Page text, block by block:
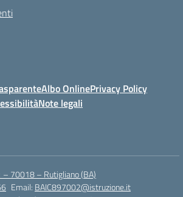
Albo OnlinePrivacy Policy
Note legali
– 70018 – Rutigliano (BA)
Email: BAIC897002@istruzione.it